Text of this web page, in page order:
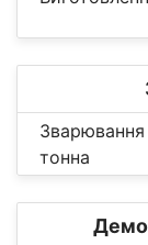
Зварювання
тонна